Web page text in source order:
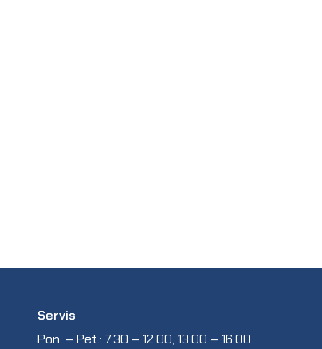
Servis
Pon. – Pet.: 7.30 – 12.00, 13.00 – 16.00